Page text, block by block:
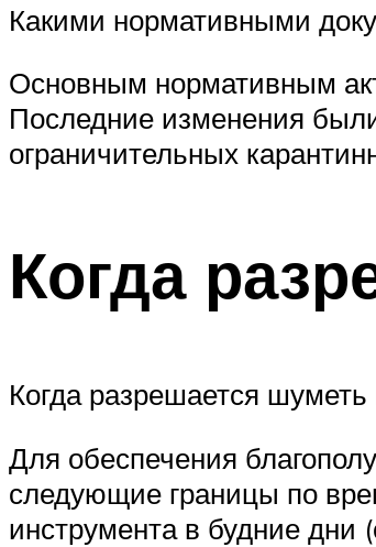
Какими нормативными
Основным нормативным
Последние изменения
ограничительных
Когда
Когда разрешается
Для обеспечения
следующие границы по
инструмента в будние дни